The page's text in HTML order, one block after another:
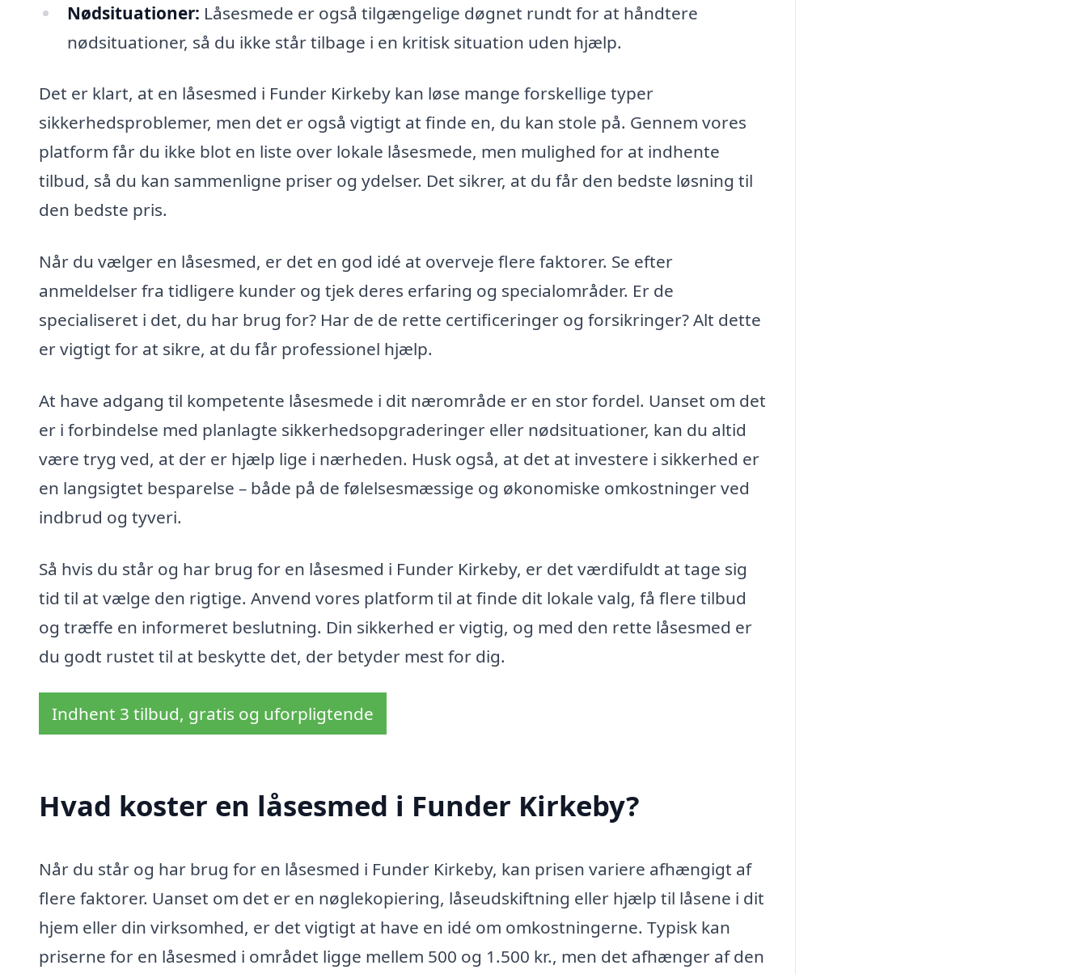
Nødsituationer: Låsesmede er også tilgængelige døgnet rundt for at håndtere
nødsituationer, så du ikke står tilbage i en kritisk situation uden hjælp.
Det er klart, at en låsesmed i Funder Kirkeby kan løse mange forskellige typer
sikkerhedsproblemer, men det er også vigtigt at finde en, du kan stole på. Gennem vores
platform får du ikke blot en liste over lokale låsesmede, men mulighed for at indhente
tilbud, så du kan sammenligne priser og ydelser. Det sikrer, at du får den bedste løsning til
den bedste pris.
Når du vælger en låsesmed, er det en god idé at overveje flere faktorer. Se efter
anmeldelser fra tidligere kunder og tjek deres erfaring og specialområder. Er de
specialiseret i det, du har brug for? Har de de rette certificeringer og forsikringer? Alt dette
er vigtigt for at sikre, at du får professionel hjælp.
At have adgang til kompetente låsesmede i dit nærområde er en stor fordel. Uanset om det
er i forbindelse med planlagte sikkerhedsopgraderinger eller nødsituationer, kan du altid
være tryg ved, at der er hjælp lige i nærheden. Husk også, at det at investere i sikkerhed er
en langsigtet besparelse – både på de følelsesmæssige og økonomiske omkostninger ved
indbrud og tyveri.
Så hvis du står og har brug for en låsesmed i Funder Kirkeby, er det værdifuldt at tage sig
tid til at vælge den rigtige. Anvend vores platform til at finde dit lokale valg, få flere tilbud
og træffe en informeret beslutning. Din sikkerhed er vigtig, og med den rette låsesmed er
du godt rustet til at beskytte det, der betyder mest for dig.
Indhent 3 tilbud, gratis og uforpligtende
Hvad koster en låsesmed i Funder Kirkeby?
Når du står og har brug for en låsesmed i Funder Kirkeby, kan prisen variere afhængigt af
flere faktorer. Uanset om det er en nøglekopiering, låseudskiftning eller hjælp til låsene i dit
hjem eller din virksomhed, er det vigtigt at have en idé om omkostningerne. Typisk kan
priserne for en låsesmed i området ligge mellem 500 og 1.500 kr., men det afhænger af den